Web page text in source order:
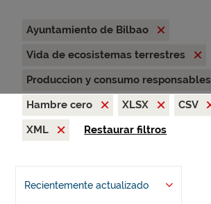
Ayuntamiento de Bilbao
Vida de ecosistemas terrestres
Produccion y consumo responsables
Hambre cero
XLSX CSV
XML
Restaurar filtros
Recientemente actualizado